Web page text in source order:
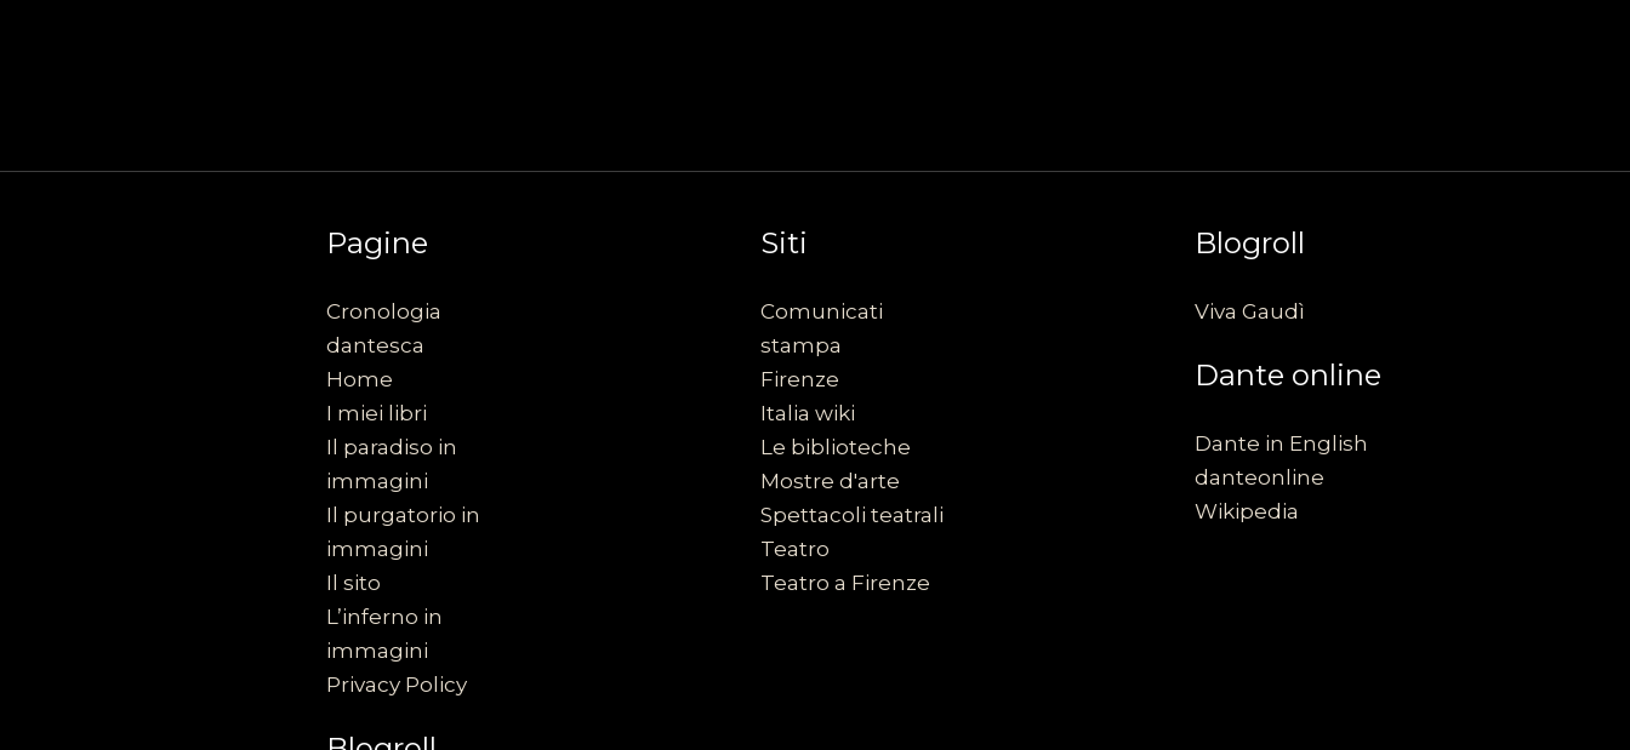
Pagine
Cronologia
dantesca
Home
I miei libri
Il paradiso in
immagini
Il purgatorio in
immagini
Il sito
L’inferno in
immagini
Privacy Policy
Siti
Comunicati
stampa
Firenze
Italia wiki
Le biblioteche
Mostre d'arte
Spettacoli teatrali
Teatro
Teatro a Firenze
Blogroll
Viva Gaudì
Dante online
Dante in English
danteonline
Wikipedia